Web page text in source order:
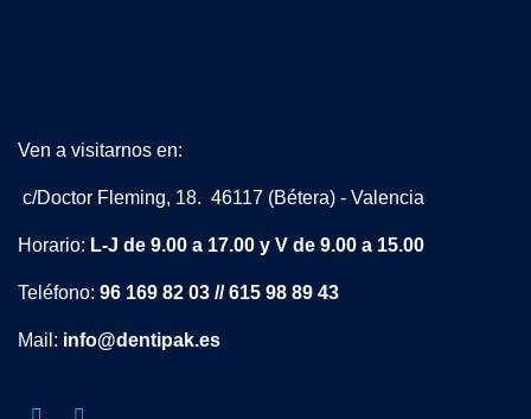
Ven a visitarnos en:
c/Doctor Fleming, 18. 46117 (Bétera) - Valencia
Horario: L-J de 9.00 a 17.00 y V de 9.00 a 15.00
Teléfono: 96 169 82 03 // 615 98 89 43
Mail: info@dentipak.es